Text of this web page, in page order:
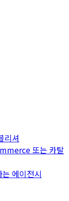
리셔
또는 카탈
에이전시